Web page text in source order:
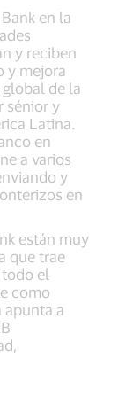
en la
y reciben
y mejora
de la
sénior y
Latina.
en
a varios
y
en
están muy
que trae
el
como
apunta a